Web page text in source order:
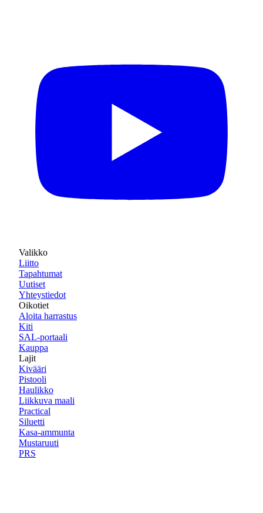
Valikko
Liitto
Tapahtumat
Uutiset
Yhteystiedot
Oikotiet
Aloita harrastus
Kiti
SAL-portaali
Kauppa
Lajit
Kivääri
Pistooli
Haulikko
Liikkuva maali
Practical
Siluetti
Kasa-ammunta
Mustaruuti
PRS